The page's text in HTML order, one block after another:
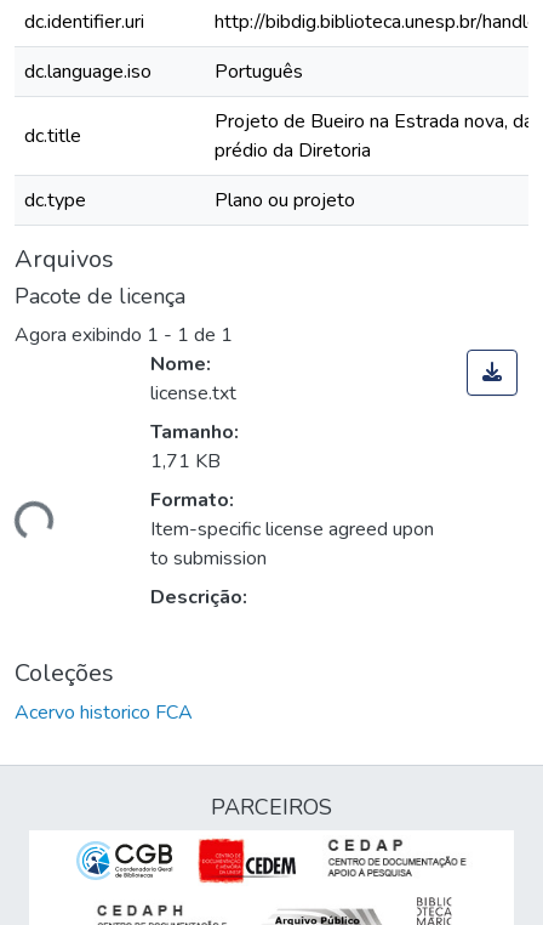
dc.identifier.uri
http://bibdig.biblioteca.unesp.br/
dc.language.iso
Português
dc.title
Projeto de Bueiro na Estrada nova, da
prédio da Diretoria
dc.type
Plano ou projeto
Arquivos
Pacote de licença
Agora exibindo 1 - 1 de 1
Nome:
license.txt
Tamanho:
1,71 KB
Formato:
Item-specific license agreed upon
to submission
Descrição:
Coleções
Acervo historico FCA
PARCEIROS